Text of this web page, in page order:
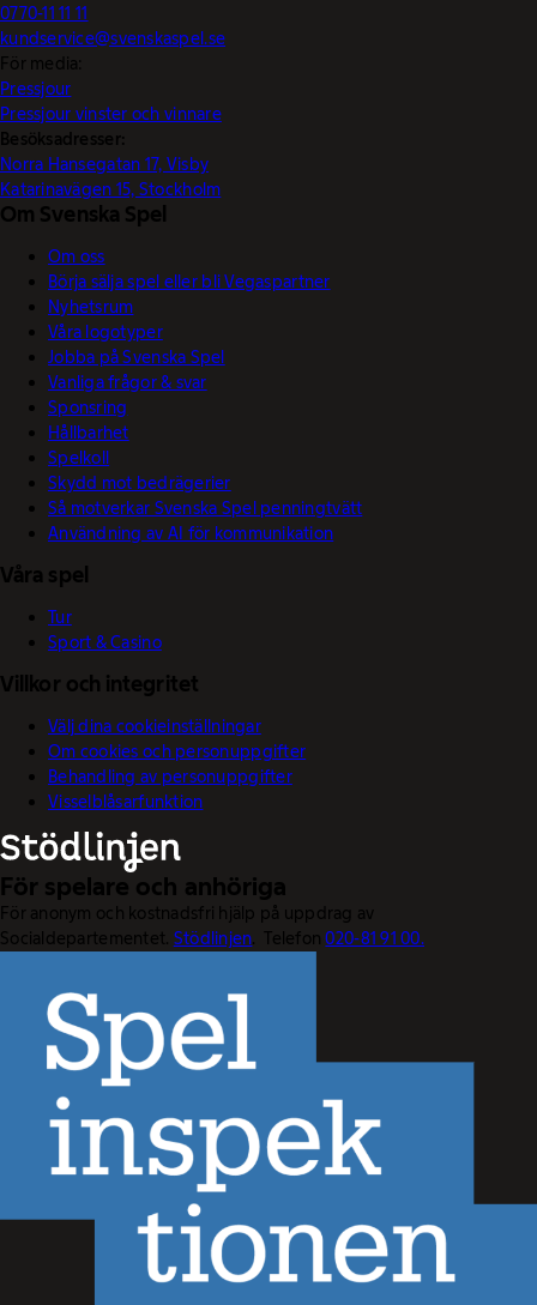
0770-11 11 11
kundservice@svenskaspel.se
För media:
Pressjour
Pressjour vinster och vinnare
Besöksadresser:
Norra Hansegatan 17, Visby
Katarinavägen 15, Stockholm
Om Svenska Spel
Om oss
Börja sälja spel eller bli Vegaspartner
Nyhetsrum
Våra logotyper
Jobba på Svenska Spel
Vanliga frågor & svar
Sponsring
Hållbarhet
Spelkoll
Skydd mot bedrägerier
Så motverkar Svenska Spel penningtvätt
Användning av AI för kommunikation
Våra spel
Tur
Sport & Casino
Villkor och integritet
Välj dina cookieinställningar
Om cookies och personuppgifter
Behandling av personuppgifter
Visselblåsarfunktion
För spelare och anhöriga
För anonym och kostnadsfri hjälp på uppdrag av
Socialdepartementet. Stödlinjen. Telefon020-81 91 00.